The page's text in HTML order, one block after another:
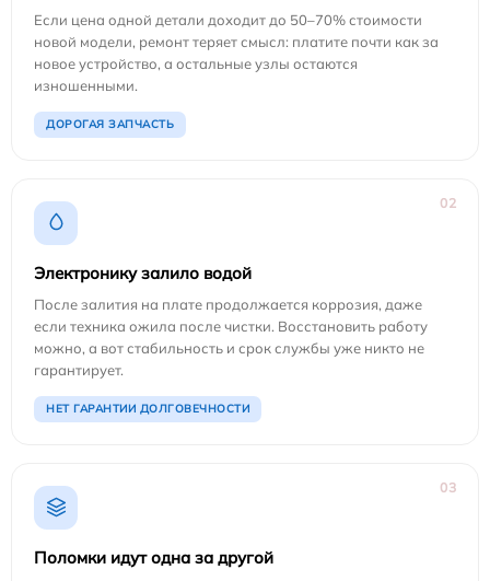
Если цена одной детали доходит до 50–70% стоимости
новой модели, ремонт теряет смысл: платите почти как за
новое устройство, а остальные узлы остаются
изношенными.
ДОРОГАЯ ЗАПЧАСТЬ
02
Электронику залило водой
После залития на плате продолжается коррозия, даже
если техника ожила после чистки. Восстановить работу
можно, а вот стабильность и срок службы уже никто не
гарантирует.
НЕТ ГАРАНТИИ ДОЛГОВЕЧНОСТИ
03
Поломки идут одна за другой